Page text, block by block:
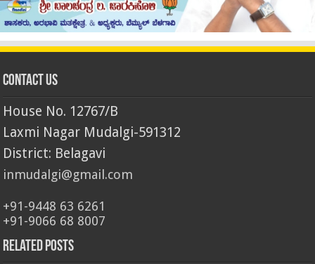
Contact Us
House No. 12767/B
Laxmi Nagar Mudalgi-591312
District: Belagavi
inmudalgi@gmail.com
+91-9448 63 6261
+91-9066 68 8007
Related Posts